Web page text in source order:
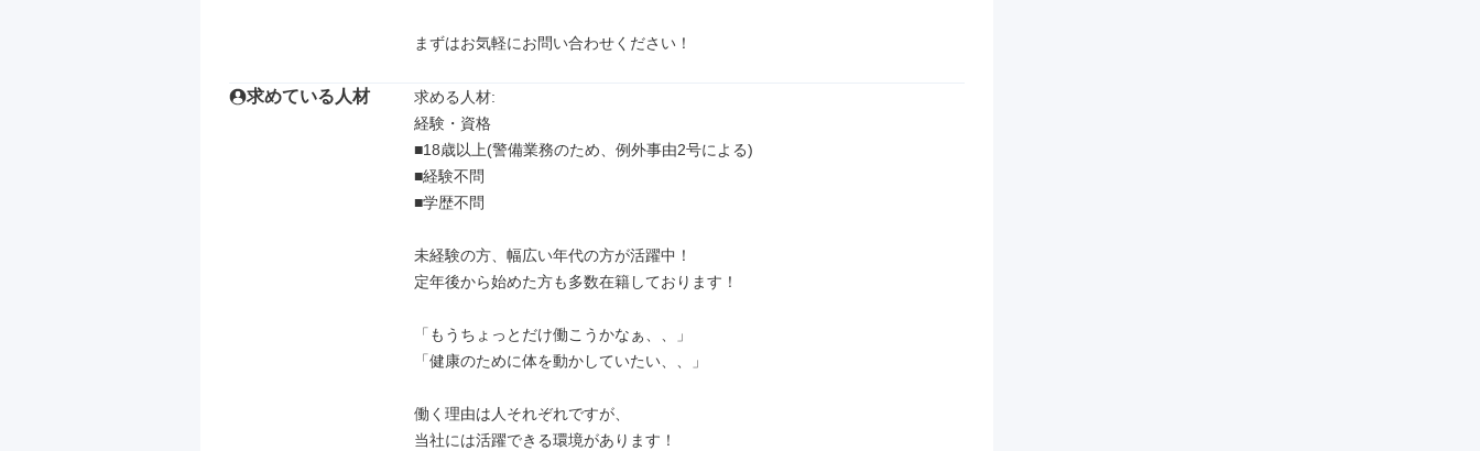
まずはお気軽にお問い合わせください！
求めている人材
求める人材:
経験・資格
■18歳以上(警備業務のため、例外事由2号による)
■経験不問
■学歴不問
未経験の方、幅広い年代の方が活躍中！
定年後から始めた方も多数在籍しております！
「もうちょっとだけ働こうかなぁ、、」
「健康のために体を動かしていたい、、」
働く理由は人それぞれですが、
当社には活躍できる環境があります！